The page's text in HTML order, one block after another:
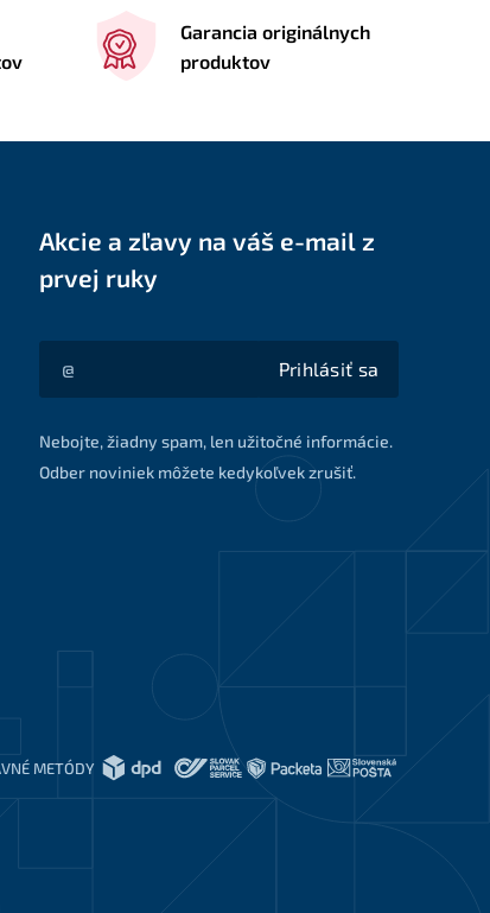
Garancia originálnych
produktov
Akcie a zľavy na váš e-mail z
prvej ruky
Akcie a zľavy na váš e-mail z prvej ruky
Prihlásiť sa
Nebojte, žiadny spam, len užitočné informácie.
Odber noviniek môžete kedykoľvek zrušiť.
METÓDY